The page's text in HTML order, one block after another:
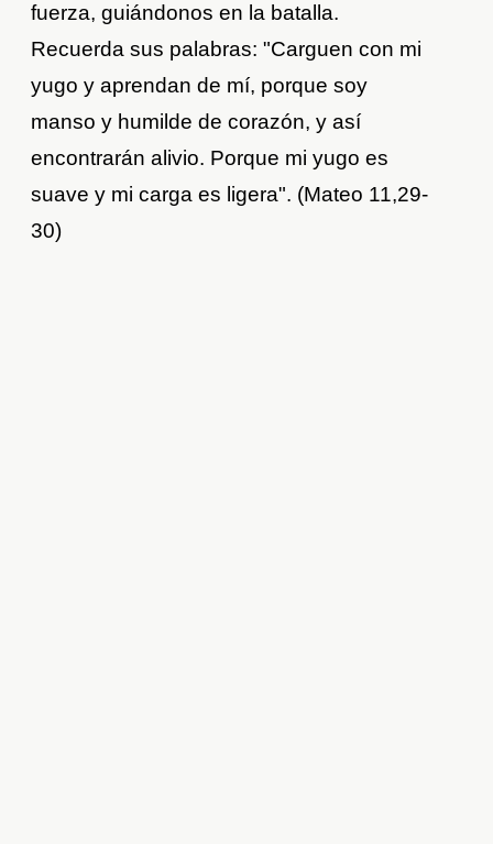
fuerza, guiándonos en la batalla.
Recuerda sus palabras: "Carguen con mi
yugo y aprendan de mí, porque soy
manso y humilde de corazón, y así
encontrarán alivio. Porque mi yugo es
suave y mi carga es ligera". (Mateo 11,29-
30)